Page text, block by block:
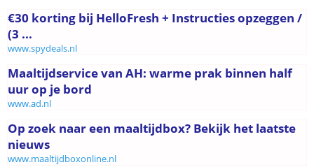
€30 korting bij HelloFresh + Instructies opzeggen /
(3 ...
www.spydeals.nl
Maaltijdservice van AH: warme prak binnen half
uur op je bord
www.ad.nl
Op zoek naar een maaltijdbox? Bekijk het laatste
nieuws
www.maaltijdboxonline.nl